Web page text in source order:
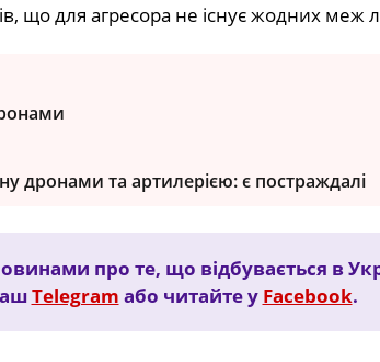
що для агресора не існує жодних меж
дронами та артилерією: є постраждалі
про те, що відбувається в
Telegram або читайте у Facebook.